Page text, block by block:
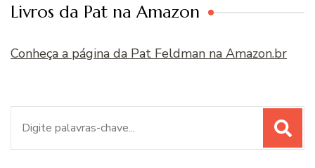
Livros da Pat na Amazon
Conheça a página da Pat Feldman na Amazon.br